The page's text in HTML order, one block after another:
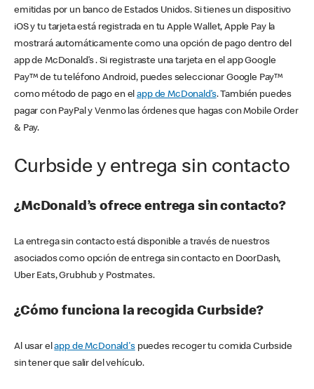
emitidas por un banco de Estados Unidos. Si tienes un dispositivo
iOS y tu tarjeta está registrada en tu Apple Wallet, Apple Pay la
mostrará automáticamente como una opción de pago dentro del
app de McDonald’s . Si registraste una tarjeta en el app Google
Pay™ de tu teléfono Android, puedes seleccionar Google Pay™
como método de pago en elapp de McDonald’s. También puedes
pagar con PayPal y Venmo las órdenes que hagas con Mobile Order
& Pay.
Curbside y entrega sin contacto
¿McDonald’s ofrece entrega sin contacto?
La entrega sin contacto está disponible a través de nuestros
asociados como opción de entrega sin contacto en DoorDash,
Uber Eats, Grubhub y Postmates.
¿Cómo funciona la recogida Curbside?
Al usar elapp de McDonald'spuedes recoger tu comida Curbside
sin tener que salir del vehículo.